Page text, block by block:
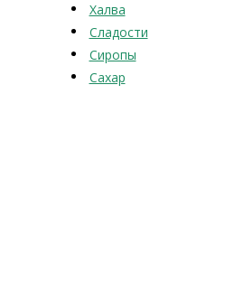
Халва
Сладости
Сиропы
Сахар